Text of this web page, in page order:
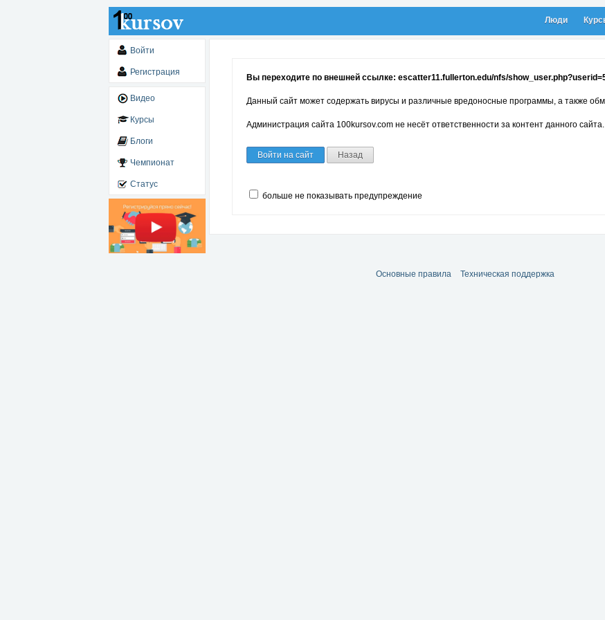
Люди
Войти
Регистрация
Видео
Курсы
Блоги
Чемпионат
Статус
Вы переходите по внешней ссылке: escatter11.fullerton.edu/nfs/
Данный сайт может содержать вирусы и различные вредоносные программы, а также
Администрация сайта 100kursov.com не несёт ответственности за контент данного сайта.
Войти на сайт Назад
больше не показывать предупреждение
Основные правила Техническая поддержка